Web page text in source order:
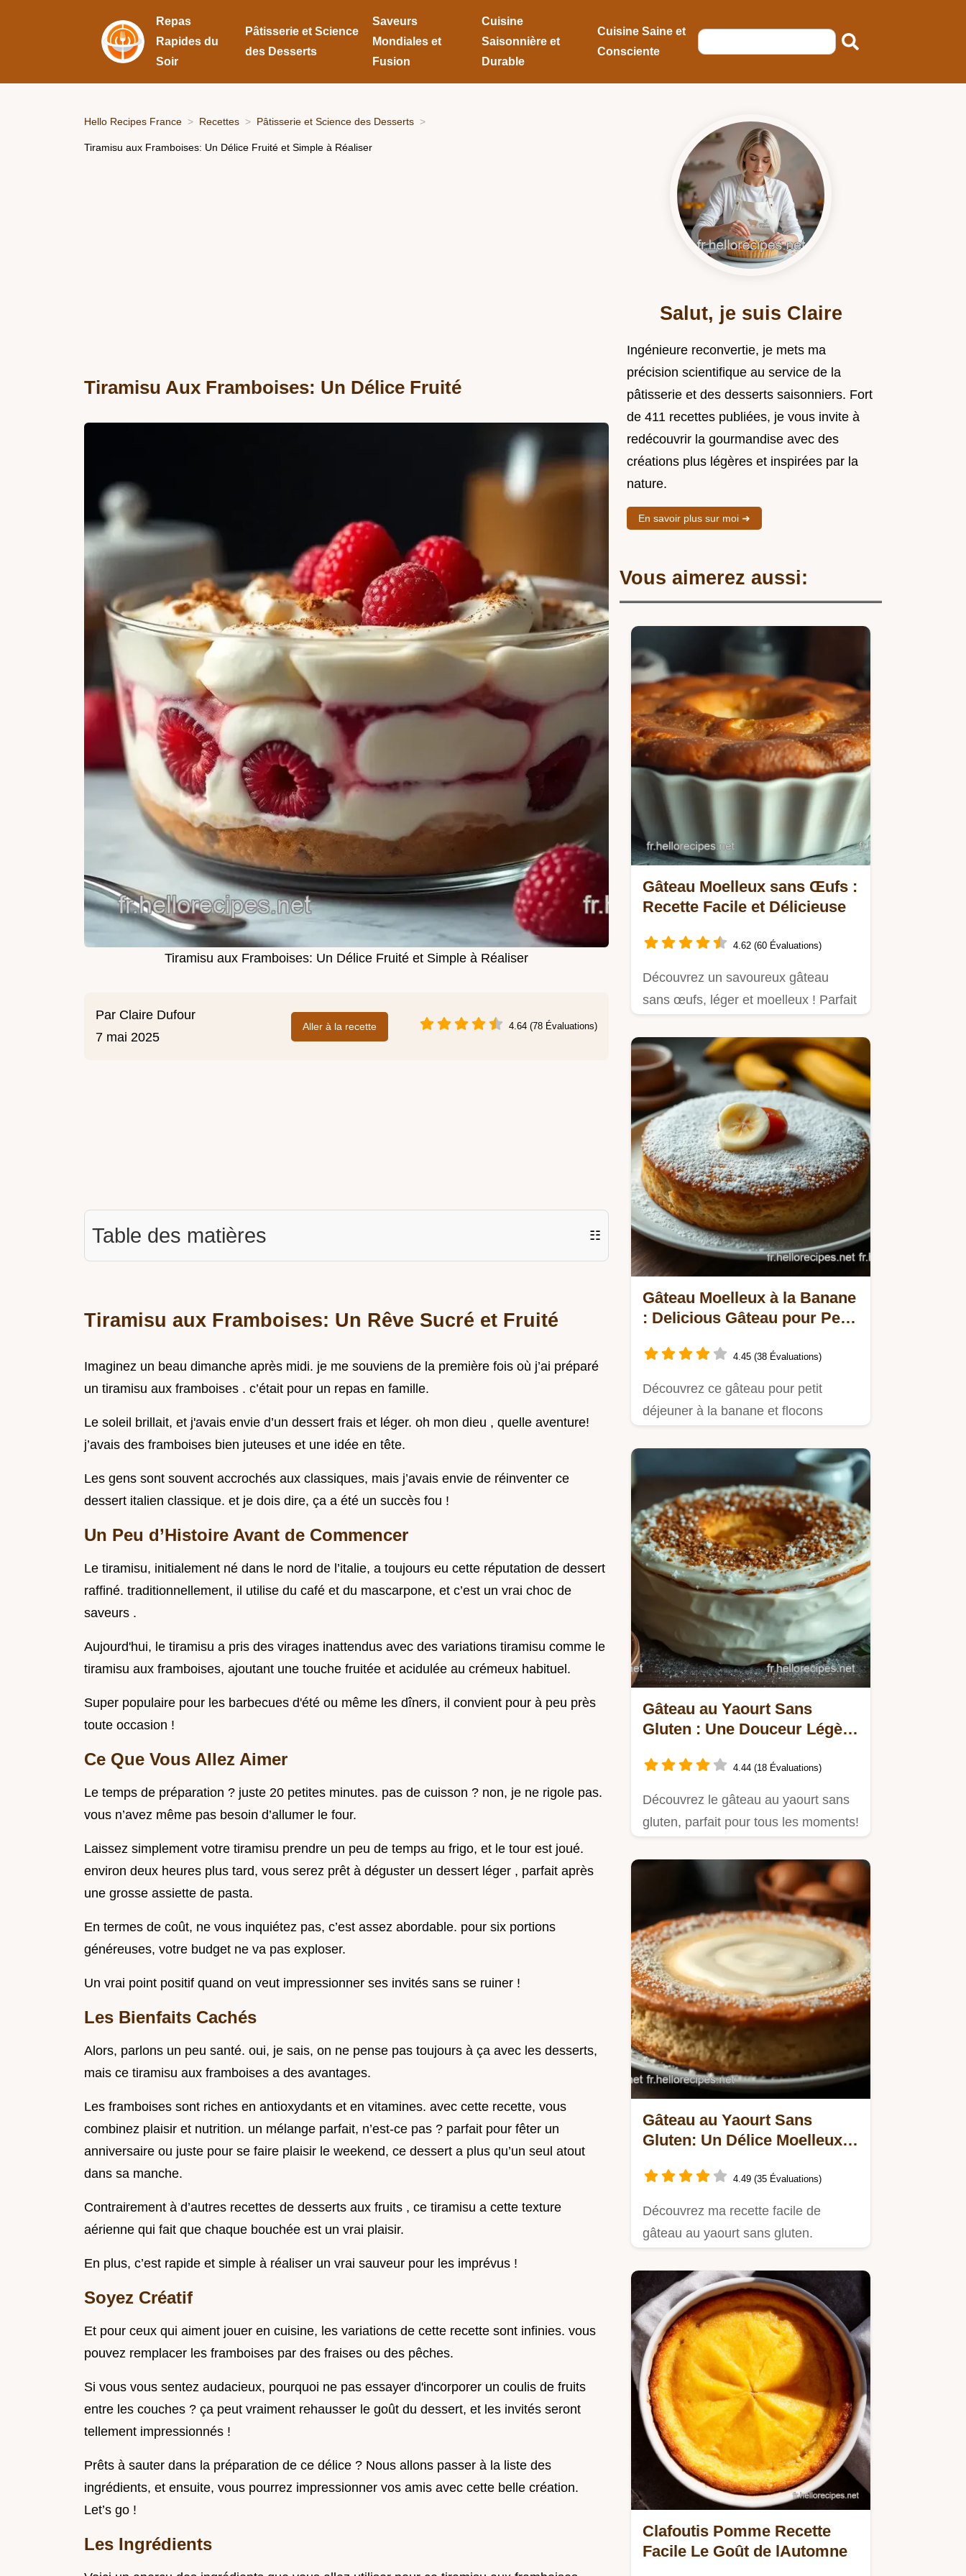
Repas
Rapides du
Soir
Pâtisserie et Science
des Desserts
Saveurs
Mondiales et
Fusion
Cuisine
Saisonnière et
Durable
Cuisine Saine et
Consciente
Hello Recipes France Recettes Pâtisserie et Science des Desserts
Tiramisu aux Framboises: Un Délice Fruité et Simple à Réaliser
Tiramisu Aux Framboises: Un Délice Fruité
Tiramisu aux Framboises: Un Délice Fruité et Simple à Réaliser
Par Claire Dufour
7 mai 2025
Aller à la recette 4.64 (78 Évaluations)
Table des matières ☷
Tiramisu aux Framboises: Un Rêve Sucré et Fruité
Imaginez un beau dimanche après midi. je me souviens de la première fois où j’ai préparé
un tiramisu aux framboises . c’était pour un repas en famille.
Le soleil brillait, et j'avais envie d’un dessert frais et léger. oh mon dieu , quelle aventure!
j’avais des framboises bien juteuses et une idée en tête.
Les gens sont souvent accrochés aux classiques, mais j’avais envie de réinventer ce
dessert italien classique. et je dois dire, ça a été un succès fou !
Un Peu d’Histoire Avant de Commencer
Le tiramisu, initialement né dans le nord de l’italie, a toujours eu cette réputation de dessert
raffiné. traditionnellement, il utilise du café et du mascarpone, et c’est un vrai choc de
saveurs .
Aujourd'hui, le tiramisu a pris des virages inattendus avec des variations tiramisu comme le
tiramisu aux framboises, ajoutant une touche fruitée et acidulée au crémeux habituel.
Super populaire pour les barbecues d'été ou même les dîners, il convient pour à peu près
toute occasion !
Ce Que Vous Allez Aimer
Le temps de préparation ? juste 20 petites minutes. pas de cuisson ? non, je ne rigole pas.
vous n’avez même pas besoin d’allumer le four.
Laissez simplement votre tiramisu prendre un peu de temps au frigo, et le tour est joué.
environ deux heures plus tard, vous serez prêt à déguster un dessert léger , parfait après
une grosse assiette de pasta.
En termes de coût, ne vous inquiétez pas, c’est assez abordable. pour six portions
généreuses, votre budget ne va pas exploser.
Un vrai point positif quand on veut impressionner ses invités sans se ruiner !
Les Bienfaits Cachés
Alors, parlons un peu santé. oui, je sais, on ne pense pas toujours à ça avec les desserts,
mais ce tiramisu aux framboises a des avantages.
Les framboises sont riches en antioxydants et en vitamines. avec cette recette, vous
combinez plaisir et nutrition. un mélange parfait, n’est-ce pas ? parfait pour fêter un
anniversaire ou juste pour se faire plaisir le weekend, ce dessert a plus qu’un seul atout
dans sa manche.
Contrairement à d’autres recettes de desserts aux fruits , ce tiramisu a cette texture
aérienne qui fait que chaque bouchée est un vrai plaisir.
En plus, c’est rapide et simple à réaliser un vrai sauveur pour les imprévus !
Soyez Créatif
Et pour ceux qui aiment jouer en cuisine, les variations de cette recette sont infinies. vous
pouvez remplacer les framboises par des fraises ou des pêches.
Si vous vous sentez audacieux, pourquoi ne pas essayer d'incorporer un coulis de fruits
entre les couches ? ça peut vraiment rehausser le goût du dessert, et les invités seront
tellement impressionnés !
Prêts à sauter dans la préparation de ce délice ? Nous allons passer à la liste des
ingrédients, et ensuite, vous pourrez impressionner vos amis avec cette belle création.
Let’s go !
Les Ingrédients
Salut, je suis Claire
Ingénieure reconvertie, je mets ma
précision scientifique au service de la
pâtisserie et des desserts saisonniers. Fort
de 411 recettes publiées, je vous invite à
redécouvrir la gourmandise avec des
créations plus légères et inspirées par la
nature.
En savoir plus sur moi ➜
Vous aimerez aussi:
Gâteau Moelleux sans Œufs :
Recette Facile et Délicieuse
4.62 (60 Évaluations)
Découvrez un savoureux gâteau
sans œufs, léger et moelleux ! Parfait
Gâteau Moelleux à la Banane
: Delicious Gâteau pour Petit
4.45 (38 Évaluations)
Découvrez ce gâteau pour petit
déjeuner à la banane et flocons
Gâteau au Yaourt Sans
Gluten : Une Douceur Légère
4.44 (18 Évaluations)
Découvrez le gâteau au yaourt sans
gluten, parfait pour tous les moments!
Gâteau au Yaourt Sans
Gluten: Un Délice Moelleux à
4.49 (35 Évaluations)
Découvrez ma recette facile de
gâteau au yaourt sans gluten.
Clafoutis Pomme Recette
Facile Le Goût de lAutomne